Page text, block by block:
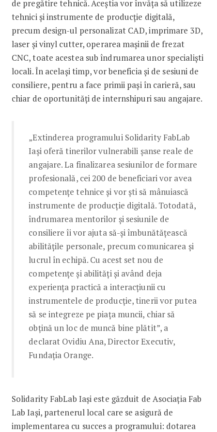
de pregătire tehnică. Aceștia vor învăța să utilizeze
tehnici și instrumente de producție digitală,
precum design-ul personalizat CAD, imprimare 3D,
laser și vinyl cutter, operarea mașinii de frezat
CNC, toate acestea sub îndrumarea unor specialiști
locali. În același timp, vor beneficia și de sesiuni de
consiliere, pentru a face primii pași în carieră, sau
chiar de oportunități de internshipuri sau angajare.
„Extinderea programului Solidarity FabLab
Iași oferă tinerilor vulnerabili șanse reale de
angajare. La finalizarea sesiunilor de formare
profesională, cei 200 de beneficiari vor avea
competențe tehnice și vor ști să mânuiască
instrumente de producție digitală. Totodată,
îndrumarea mentorilor și sesiunile de
consiliere îi vor ajuta să-și îmbunătățească
abilitățile personale, precum comunicarea și
lucrul în echipă. Cu acest set nou de
competențe și abilități și având deja
experiența practică a interacțiunii cu
instrumentele de producție, tinerii vor putea
să se integreze pe piața muncii, chiar să
obțină un loc de muncă bine plătit”, a
declarat Ovidiu Ana, Director Executiv,
Fundația Orange.
Solidarity FabLab Iași este găzduit de Asociația Fab
Lab Iași, partenerul local care se asigură de
implementarea cu succes a programului: dotarea